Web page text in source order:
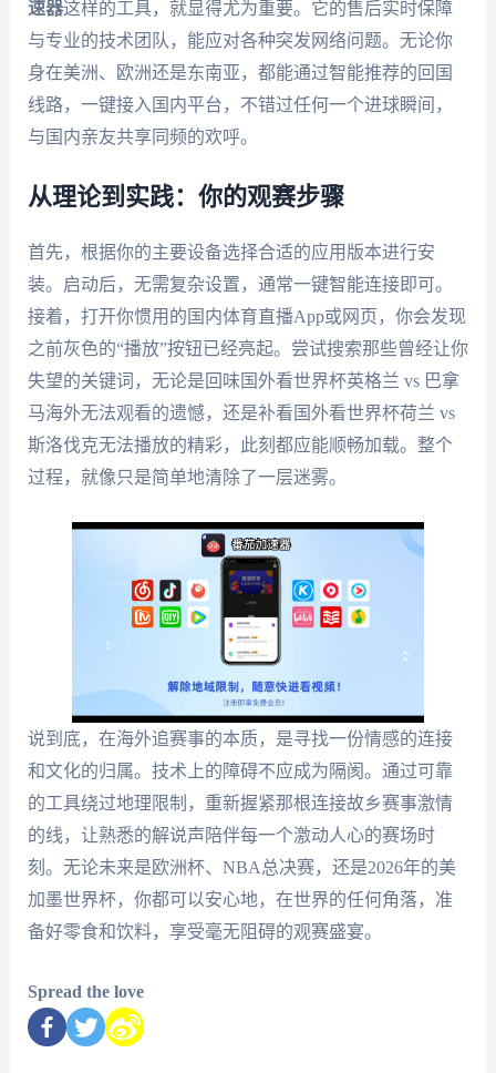
速器这样的工具，就显得尤为重要。它的售后实时保障
与专业的技术团队，能应对各种突发网络问题。无论你
身在美洲、欧洲还是东南亚，都能通过智能推荐的回国
线路，一键接入国内平台，不错过任何一个进球瞬间，
与国内亲友共享同频的欢呼。
从理论到实践：你的观赛步骤
首先，根据你的主要设备选择合适的应用版本进行安
装。启动后，无需复杂设置，通常一键智能连接即可。
接着，打开你惯用的国内体育直播App或网页，你会发现
之前灰色的“播放”按钮已经亮起。尝试搜索那些曾经让你
失望的关键词，无论是回味国外看世界杯英格兰 vs 巴拿
马海外无法观看的遗憾，还是补看国外看世界杯荷兰 vs
斯洛伐克无法播放的精彩，此刻都应能顺畅加载。整个
过程，就像只是简单地清除了一层迷雾。
说到底，在海外追赛事的本质，是寻找一份情感的连接
和文化的归属。技术上的障碍不应成为隔阂。通过可靠
的工具绕过地理限制，重新握紧那根连接故乡赛事激情
的线，让熟悉的解说声陪伴每一个激动人心的赛场时
刻。无论未来是欧洲杯、NBA总决赛，还是2026年的美
加墨世界杯，你都可以安心地，在世界的任何角落，准
备好零食和饮料，享受毫无阻碍的观赛盛宴。
Spread the love